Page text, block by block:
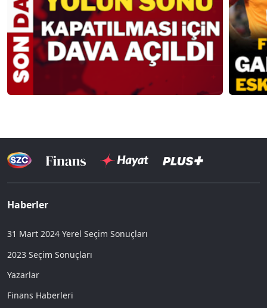
Haberler
31 Mart 2024 Yerel Seçim Sonuçları
2023 Seçim Sonuçları
Yazarlar
Finans Haberleri